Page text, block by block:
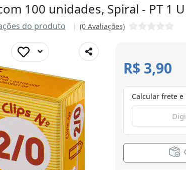
100 unidades, Spiral - PT 1
do produto (0 Avaliações)
R$ 3,90
Calcular frete